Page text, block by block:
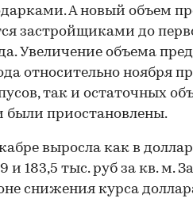
А новый объем
застройщиками до
Увеличение объема
относительно ноября
так и остаточных
были приостановлены.
выросла как в
и 183,5 тыс. руб за кв. м.
снижения курса